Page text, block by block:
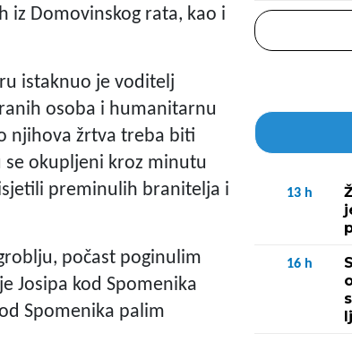
iz Domovinskog rata, kao i
istaknuo je voditelj
osoba i humanitarnu
njihova žrtva treba biti
se okupljeni kroz minutu
preminulih branitelja i
počast poginulim
Josipa kod Spomenika
Spomenika palim
13 h
16 h